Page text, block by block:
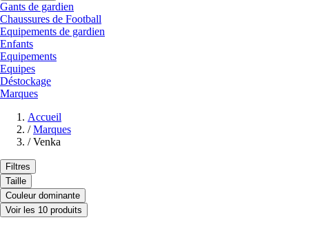
Gants de gardien
Chaussures de Football
Equipements de gardien
Enfants
Equipements
Equipes
Déstockage
Marques
Accueil
/ Marques
/ Venka
Filtres
Taille
Couleur dominante
Voir les 10 produits